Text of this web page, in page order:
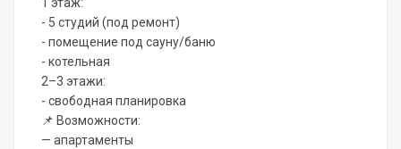
1 этаж:
- 5 студий (под ремонт)
- помещение под сауну/баню
- котельная
2–3 этажи:
- свободная планировка
📌 Возможности:
— апартаменты